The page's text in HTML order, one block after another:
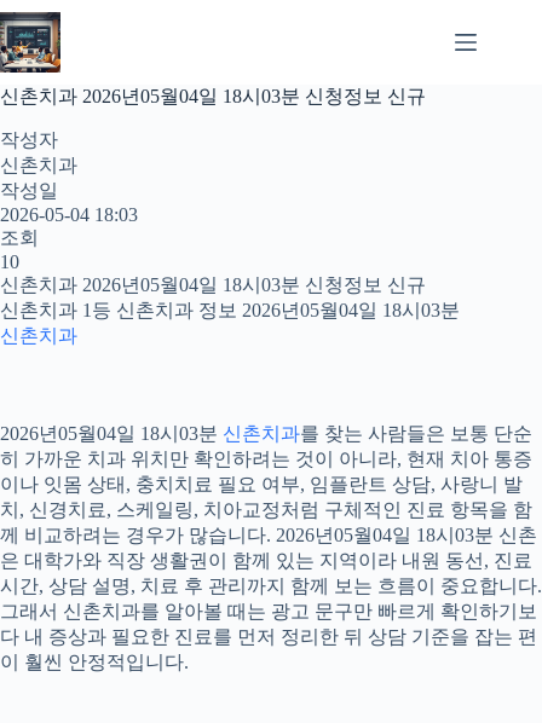
본
문
으
로
건
너
뛰
기
신촌치과 2026년05월04일 18시03분 신청정보 신규
작성자
신촌치과
작성일
2026-05-04 18:03
조회
10
신촌치과 2026년05월04일 18시03분 신청정보 신규
신촌치과 1등 신촌치과 정보 2026년05월04일 18시03분
신촌치과
2026년05월04일 18시03분 신촌치과를 찾는 사람들은 보통 단순
히 가까운 치과 위치만 확인하려는 것이 아니라, 현재 치아 통증
이나 잇몸 상태, 충치치료 필요 여부, 임플란트 상담, 사랑니 발
치, 신경치료, 스케일링, 치아교정처럼 구체적인 진료 항목을 함
께 비교하려는 경우가 많습니다. 2026년05월04일 18시03분 신촌
은 대학가와 직장 생활권이 함께 있는 지역이라 내원 동선, 진료
시간, 상담 설명, 치료 후 관리까지 함께 보는 흐름이 중요합니다.
그래서 신촌치과를 알아볼 때는 광고 문구만 빠르게 확인하기보
다 내 증상과 필요한 진료를 먼저 정리한 뒤 상담 기준을 잡는 편
이 훨씬 안정적입니다.